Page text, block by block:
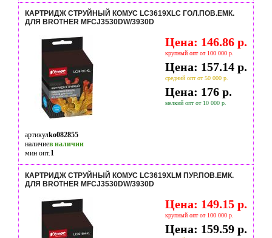
КАРТРИДЖ СТРУЙНЫЙ КОМУС LC3619XLC ГОЛ.ПОВ.ЕМК.
ДЛЯ BROTHER MFCJ3530DW/3930D
Цена: 146.86 р.
крупный опт от 100 000 р.
Цена: 157.14 р.
средний опт от 50 000 р.
Цена: 176 р.
мелкий опт от 10 000 р.
артикулko082855
наличиев наличии
мин опт.1
КАРТРИДЖ СТРУЙНЫЙ КОМУС LC3619XLM ПУР.ПОВ.ЕМК.
ДЛЯ BROTHER MFCJ3530DW/3930D
Цена: 149.15 р.
крупный опт от 100 000 р.
Цена: 159.59 р.